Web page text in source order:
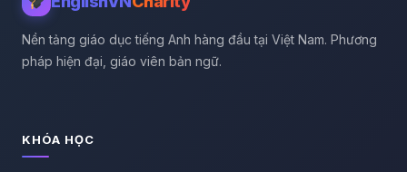
Nền tảng giáo dục tiếng Anh hàng đầu tại Việt Nam. Phương
pháp hiện đại, giáo viên bản ngữ.
KHÓA HỌC